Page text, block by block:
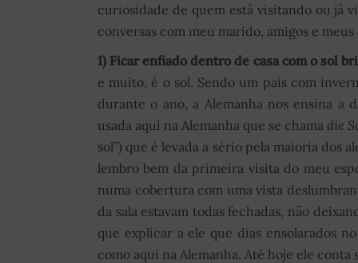
curiosidade de quem está visitando ou já
conversas com meu marido, amigos e
1) Ficar enfiado dentro de casa com o sol
e muito, é o sol. Sendo um país com
durante o ano, a Alemanha nos ensina a
usada aqui na Alemanha que se chama die
sol”) que é levada a sério pela maioria dos
lembro bem da primeira visita do meu
numa cobertura com uma vista
da sala estavam todas fechadas, não
que explicar a ele que dias ensolarados
como aqui na Alemanha. Até hoje ele